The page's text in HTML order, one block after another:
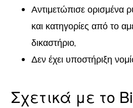
Αντιμετώπισε ορισμένα
και κατηγορίες από το
δικαστήριο,
Δεν έχει υποστήριξη
Σχετικά με το